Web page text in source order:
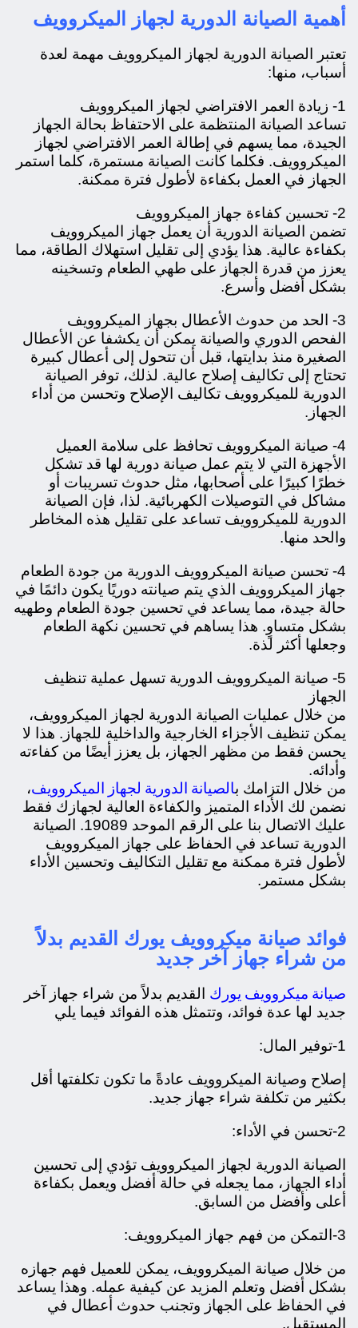
أهمية الصيانة الدورية لجهاز الميكروويف
تعتبر الصيانة الدورية لجهاز الميكروويف مهمة لعدة
أسباب، منها:
1- زيادة العمر الافتراضي لجهاز الميكروويف
تساعد الصيانة المنتظمة على الاحتفاظ بحالة الجهاز
الجيدة، مما يسهم في إطالة العمر الافتراضي لجهاز
الميكروويف. فكلما كانت الصيانة مستمرة، كلما استمر
الجهاز في العمل بكفاءة لأطول فترة ممكنة.
2- تحسين كفاءة جهاز الميكروويف
تضمن الصيانة الدورية أن يعمل جهاز الميكروويف
بكفاءة عالية. هذا يؤدي إلى تقليل استهلاك الطاقة، مما
يعزز من قدرة الجهاز على طهي الطعام وتسخينه
بشكل أفضل وأسرع.
3- الحد من حدوث الأعطال بجهاز الميكروويف
الفحص الدوري والصيانة يمكن أن يكشفا عن الأعطال
الصغيرة منذ بدايتها، قبل أن تتحول إلى أعطال كبيرة
تحتاج إلى تكاليف إصلاح عالية. لذلك، توفر الصيانة
الدورية للميكروويف تكاليف الإصلاح وتحسن من أداء
الجهاز.
4- صيانة الميكروويف تحافظ على سلامة العميل
الأجهزة التي لا يتم عمل صيانة دورية لها قد تشكل
خطرًا كبيرًا على أصحابها، مثل حدوث تسريبات أو
مشاكل في التوصيلات الكهربائية. لذا، فإن الصيانة
الدورية للميكروويف تساعد على تقليل هذه المخاطر
والحد منها.
4- تحسن صيانة الميكروويف الدورية من جودة الطعام
جهاز الميكروويف الذي يتم صيانته دوريًا يكون دائمًا في
حالة جيدة، مما يساعد في تحسين جودة الطعام وطهيه
بشكل متساوٍ. هذا يساهم في تحسين نكهة الطعام
وجعلها أكثر لذة.
5- صيانة الميكروويف الدورية تسهل عملية تنظيف
الجهاز
من خلال عمليات الصيانة الدورية لجهاز الميكروويف،
يمكن تنظيف الأجزاء الخارجية والداخلية للجهاز. هذا لا
يحسن فقط من مظهر الجهاز، بل يعزز أيضًا من كفاءته
وأدائه.
من خلال التزامك بالصيانة الدورية لجهاز الميكروويف،
نضمن لك الأداء المتميز والكفاءة العالية لجهازك فقط
عليك الاتصال بنا على الرقم الموحد 19089. الصيانة
الدورية تساعد في الحفاظ على جهاز الميكروويف
لأطول فترة ممكنة مع تقليل التكاليف وتحسين الأداء
بشكل مستمر.
فوائد صيانة ميكروويف يورك القديم بدلاً
من شراء جهاز آخر جديد
صيانة ميكروويف يورك القديم بدلاً من شراء جهاز آخر
جديد لها عدة فوائد، وتتمثل هذه الفوائد فيما يلي
1-توفير المال:
إصلاح وصيانة الميكروويف عادةً ما تكون تكلفتها أقل
بكثير من تكلفة شراء جهاز جديد.
2-تحسن في الأداء:
الصيانة الدورية لجهاز الميكروويف تؤدي إلى تحسين
أداء الجهاز، مما يجعله في حالة أفضل ويعمل بكفاءة
أعلى وأفضل من السابق.
3-التمكن من فهم جهاز الميكروويف:
من خلال صيانة الميكروويف، يمكن للعميل فهم جهازه
بشكل أفضل وتعلم المزيد عن كيفية عمله. وهذا يساعد
في الحفاظ على الجهاز وتجنب حدوث أعطال في
المستقبل.